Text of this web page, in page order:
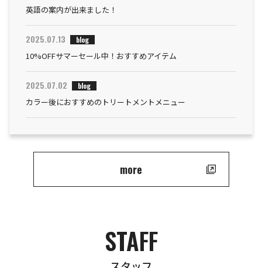
英語の案内が出来ました！
2025.07.13 blog
10%OFFサマーセール中！おすすめアイテム
2025.07.02 blog
カラー後におすすめのトリートメントメニュー
more
STAFF